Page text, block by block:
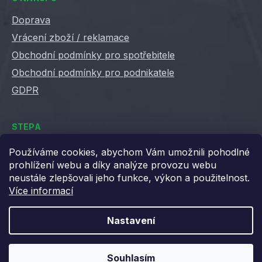
Používáme cookies, abychom Vám umožnili pohodlné
prohlížení webu a díky analýze provozu webu
neustále zlepšovali jeho funkce, výkon a použitelnost.
Více informací
Nastavení
Souhlasím
Doprava
Vrácení zboží / reklamace
Obchodní podmínky pro spotřebitele
Obchodní podmínky pro podnikatele
GDPR
STEPA
Kontakty
Kariéra ve Stepě
Věrnostní slevy
Blog STEPA
Vytvořil Shoptet